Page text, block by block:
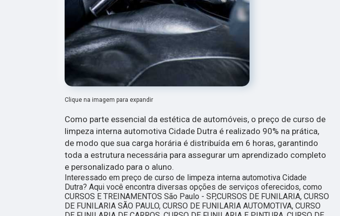
Clique na imagem para expandir
Como parte essencial da estética de automóveis, o preço de curso de
limpeza interna automotiva Cidade Dutra é realizado 90% na prática,
de modo que sua carga horária é distribuída em 6 horas, garantindo
toda a estrutura necessária para assegurar um aprendizado completo
e personalizado para o aluno.
Interessado em preço de curso de limpeza interna automotiva Cidade
Dutra? Aqui você encontra diversas opções de serviços oferecidos, como
CURSOS E TREINAMENTOS São Paulo - SP,CURSOS DE FUNILARIA, CURSO
DE FUNILARIA SÃO PAULO, CURSO DE FUNILARIA AUTOMOTIVA, CURSO